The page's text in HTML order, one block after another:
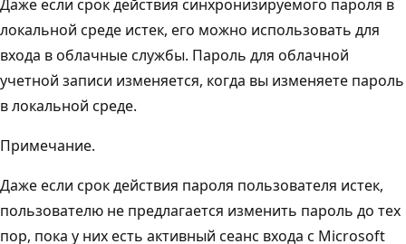
Даже если срок действия синхронизируемого пароля в
локальной среде истек, его можно использовать для
входа в облачные службы. Пароль для облачной
учетной записи изменяется, когда вы изменяете пароль
в локальной среде.
Примечание.
Даже если срок действия пароля пользователя истек,
пользователю не предлагается изменить пароль до тех
пор, пока у них есть активный сеанс входа с Microsoft